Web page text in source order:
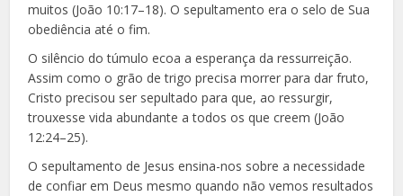
muitos (João 10:17–18). O sepultamento era o selo de Sua
obediência até o fim.
O silêncio do túmulo ecoa a esperança da ressurreição.
Assim como o grão de trigo precisa morrer para dar fruto,
Cristo precisou ser sepultado para que, ao ressurgir,
trouxesse vida abundante a todos os que creem (João
12:24–25).
O sepultamento de Jesus ensina-nos sobre a necessidade
de confiar em Deus mesmo quando não vemos resultados